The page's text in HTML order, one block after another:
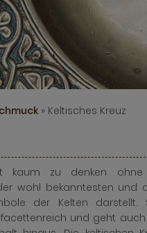
» Keltisches Kreuz
kaum zu denken
wohl bekanntesten und
der Kelten darstellt.
und geht